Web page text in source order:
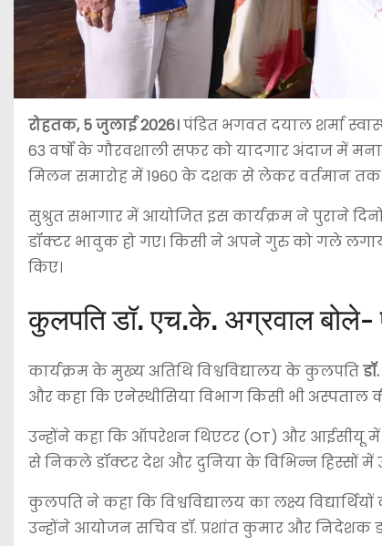
रोहतक, 5 जुलाई 2026।पंडित भगवत दयाल शर्मा
63 वर्षों के गौरवशाली सफर को यादगार अंदाज में
मिलन समारोह में 1960 के दशक से लेकर वर्तमान तक
सुश्रुत सभागार में आयोजित इस कार्यक्रम ने पुराने
डॉक्टर भावुक हो गए। किसी ने अपने गुरु को गले
किए।
कुलपति डॉ. एच.के. अग्रवाल बोले-
कार्यक्रम के मुख्य अतिथि विश्वविद्यालय के कुलपति
और कहा कि एनेस्थीसिया विभाग किसी भी अस्पताल की
उन्होंने कहा कि ऑपरेशन थिएटर (OT) और आईसीयू में
से निकले डॉक्टर देश और दुनिया के विभिन्न हिस्सों
कुलपति ने कहा कि विश्वविद्यालय का लक्ष्य
उन्होंने आयोजन सचिव डॉ. प्रशांत कुमार और निदेशक